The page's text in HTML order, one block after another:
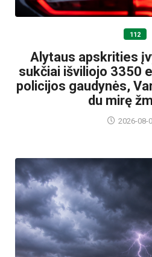
112
Alytaus apskrities
sukčiai išviliojo 3350
policijos gaudynės,
du mirę
2026-08-